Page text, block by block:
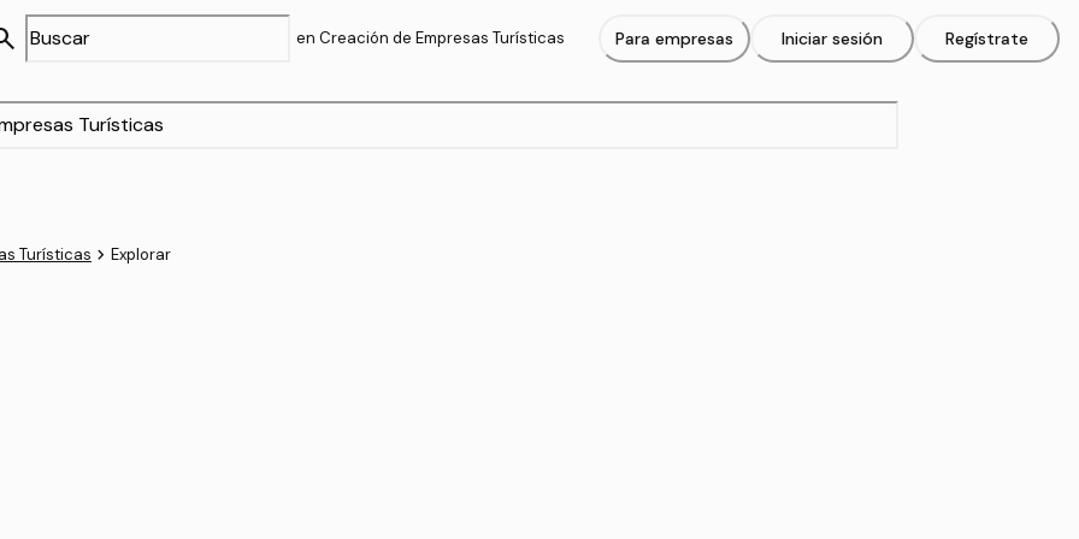
Turísticas navigate_next Explorar
en Creación de Empresas Turísticas Para empresas Iniciar sesión Regístrate